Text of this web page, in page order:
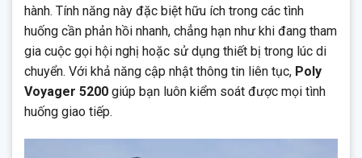
hành. Tính năng này đặc biệt hữu ích trong các tình
huống cần phản hồi nhanh, chẳng hạn như khi đang tham
gia cuộc gọi hội nghị hoặc sử dụng thiết bị trong lúc di
chuyển. Với khả năng cập nhật thông tin liên tục, Poly
Voyager 5200 giúp bạn luôn kiểm soát được mọi tình
huống giao tiếp.